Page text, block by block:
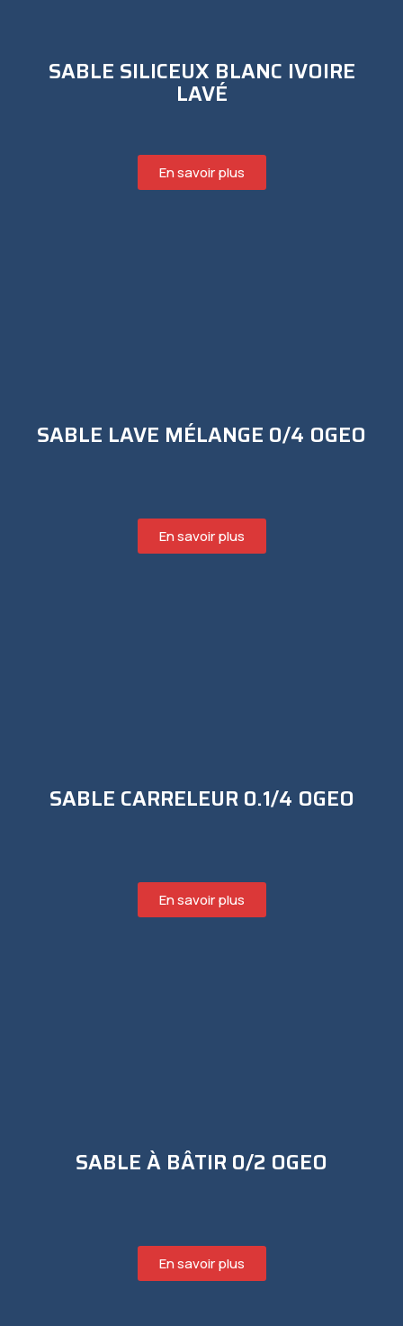
SABLE SILICEUX BLANC IVOIRE
LAVÉ
En savoir plus
SABLE LAVE MÉLANGE 0/4 OGEO
En savoir plus
SABLE CARRELEUR 0.1/4 OGEO
En savoir plus
SABLE À BÂTIR 0/2 OGEO
En savoir plus